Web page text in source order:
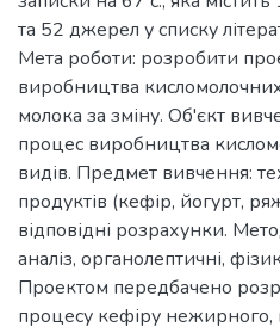
та 52 джерел у списку
Мета роботи: розробити
виробництва
молока за зміну. Об'єкт
процес виробництва
видів. Предмет вивчення:
продуктів (кефір, йогурт,
відповідні розрахунки.
аналіз, органолептичні,
Проектом передбачено
процесу кефіру нежирного,